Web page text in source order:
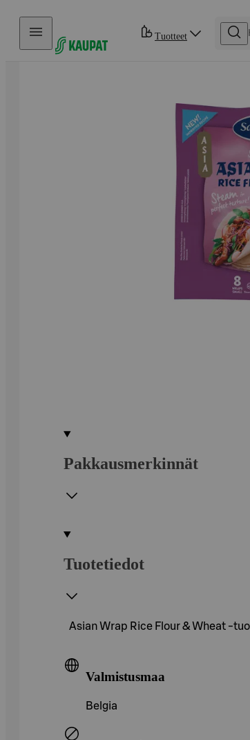
Hyppää sisältöön
Tuotteet
Pakkausmerkinnät
Tuotetiedot
Asian Wrap Rice Flour & Wheat -
Valmistusmaa
Belgia